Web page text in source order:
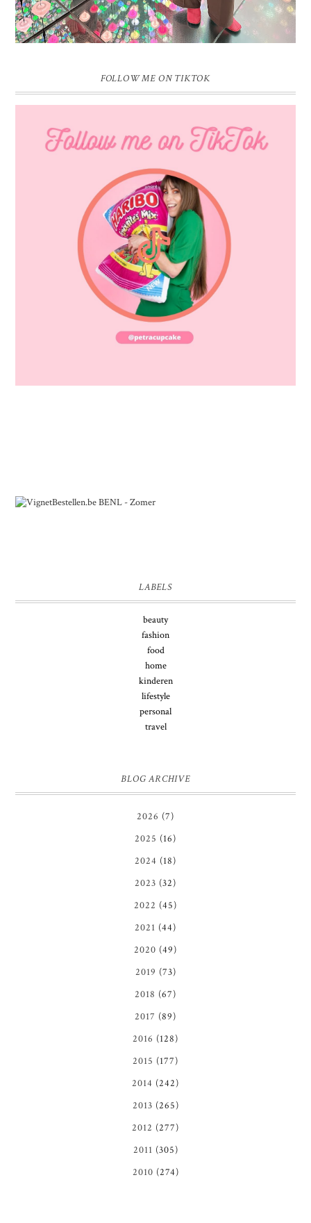
FOLLOW ME ON TIKTOK
LABELS
beauty
fashion
food
home
kinderen
lifestyle
personal
travel
BLOG ARCHIVE
2026 (7)
2025 (16)
2024 (18)
2023 (32)
2022 (45)
2021 (44)
2020 (49)
2019 (73)
2018 (67)
2017 (89)
2016 (128)
2015 (177)
2014 (242)
2013 (265)
2012 (277)
2011 (305)
2010 (274)